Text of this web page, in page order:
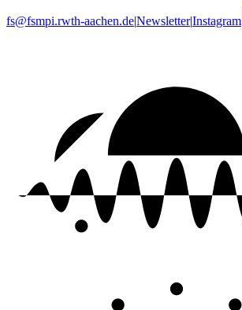
fs@fsmpi.rwth-aachen.de|Newsletter|Instagram